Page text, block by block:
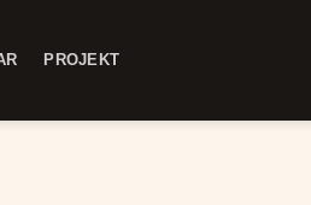
PROJEKT